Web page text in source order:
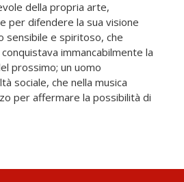
della propria arte,
per difendere la sua visione
sensibile e spiritoso, che
immancabilmente la
prossimo; un uomo
sociale, che nella musica
per affermare la possibilità di